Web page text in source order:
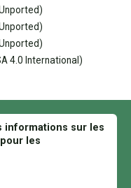
4.0 International)